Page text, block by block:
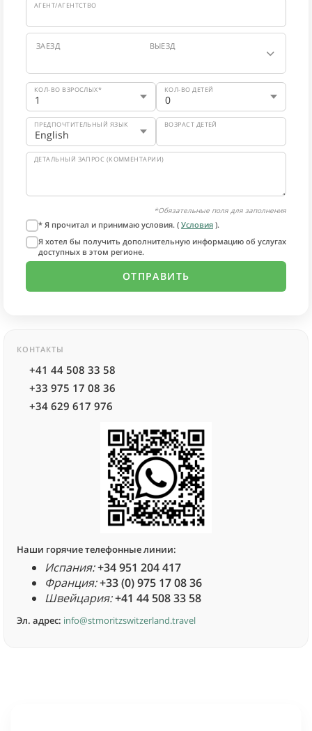
АГЕНТ/АГЕНТСТВО
ЗАЕЗД ВЫЕЗД
КОЛ-ВО ВЗРОСЛЫХ* КОЛ-ВО ДЕТЕЙ
ПРЕДПОЧТИТЕЛЬНЫЙ ЯЗЫК ВОЗРАСТ ДЕТЕЙ
ДЕТАЛЬНЫЙ ЗАПРОС (КОММЕНТАРИИ)
*Обязательные поля для заполнения
* Я прочитал и принимаю условия. ( Условия ).
Я хотел бы получить дополнительную информацию об услугах
доступных в этом регионе.
КОНТАКТЫ
+41 44 508 33 58
+33 975 17 08 36
+34 629 617 976
Наши горячие телефонные линии:
Испания:+34 951 204 417
Франция:+33 (0) 975 17 08 36
Швейцария:+41 44 508 33 58
Эл. адрес: info@stmoritzswitzerland.travel